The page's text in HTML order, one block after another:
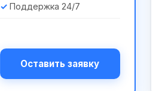
Поддержка 24/7
Оставить заявку